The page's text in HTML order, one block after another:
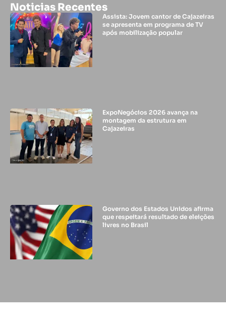
Noticias Recentes
Assista: Jovem cantor de Cajazeiras
se apresenta em programa de TV
após mobilização popular
ExpoNegócios 2026 avança na
montagem da estrutura em
Cajazeiras
Governo dos Estados Unidos afirma
que respeitará resultado de eleições
livres no Brasil